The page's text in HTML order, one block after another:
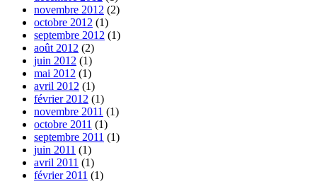
novembre 2012 (2)
octobre 2012 (1)
septembre 2012 (1)
août 2012 (2)
juin 2012 (1)
mai 2012 (1)
avril 2012 (1)
février 2012 (1)
novembre 2011 (1)
octobre 2011 (1)
septembre 2011 (1)
juin 2011 (1)
avril 2011 (1)
février 2011 (1)